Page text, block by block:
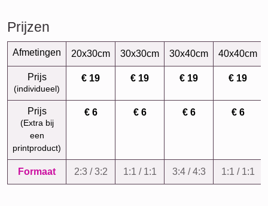
Prijzen
Afmetingen 20x30cm 30x30cm 30x40cm 40x40cm
Prijs
(individueel)
€ 19 € 19 € 19 € 19
Prijs
(Extra bij
een
printproduct)
€ 6 € 6 € 6 € 6
Formaat 2:3 / 3:2 1:1 / 1:1 3:4 / 4:3 1:1 / 1:1